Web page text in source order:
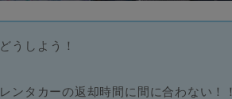
どうしよう！
レンタカーの返却時間に間に合わない！！